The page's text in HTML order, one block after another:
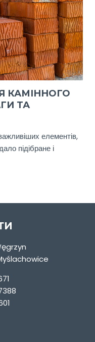
КАМІННОГО
ТА
елементів,
підібране і